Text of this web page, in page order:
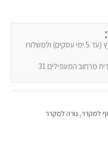
זמין למשלוח עד הבית לכל הארץ (עד 5 ימי עסקים) ולמשלוח
זמין לאיסוף עצמי באספקה מיידית מרחוב המעפילים 31
למקרר, נורה למקרר